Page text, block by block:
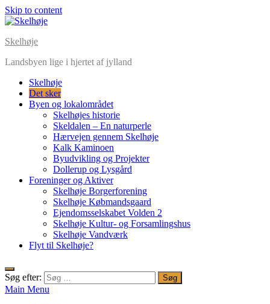
Skip to content
Skelhøje
Landsbyen lige i hjertet af jylland
Skelhøje
Det sker
Byen og lokalområdet
Skelhøjes historie
Skeldalen – En naturperle
Hærvejen gennem Skelhøje
Kalk Kaminoen
Byudvikling og Projekter
Dollerup og Lysgård
Foreninger og Aktiver
Skelhøje Borgerforening
Skelhøje Købmandsgaard
Ejendomsselskabet Volden 2
Skelhøje Kultur- og Forsamlingshus
Skelhøje Vandværk
Flyt til Skelhøje?
Søg efter:
Main Menu